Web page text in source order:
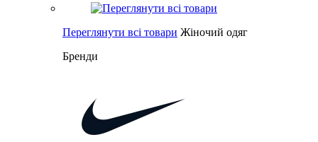
Переглянути всі товари Жіночий одяг
Бренди